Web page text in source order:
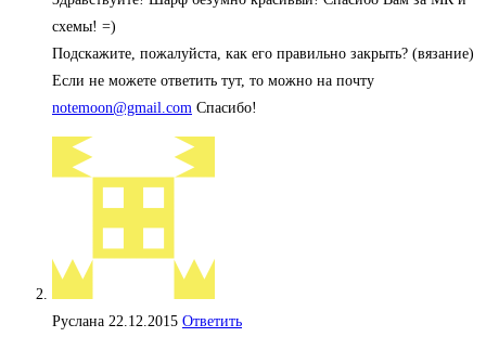
схемы! =)
Подскажите, пожалуйста, как его правильно закрыть? (вязание)
Если не можете ответить тут, то можно на почту
notemoon@gmail.com Спасибо!
Руслана 22.12.2015 Ответить